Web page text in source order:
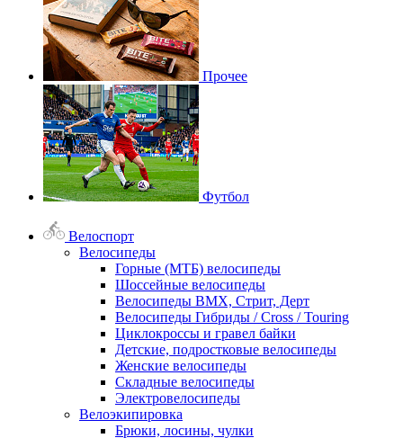
Прочее
Футбол
Велоспорт
Велосипеды
Горные (МТБ) велосипеды
Шоссейные велосипеды
Велосипеды BMX, Стрит, Дерт
Велосипеды Гибриды / Cross / Touring
Циклокроссы и гравел байки
Детские, подростковые велосипеды
Женские велосипеды
Складные велосипеды
Электровелосипеды
Велоэкипировка
Брюки, лосины, чулки